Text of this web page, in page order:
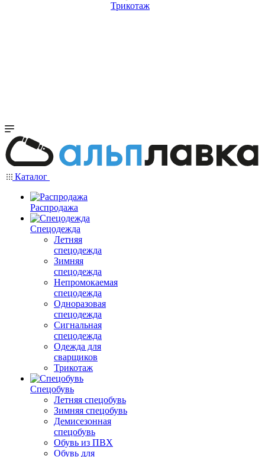
Трикотаж
Каталог
Распродажа
Спецодежда
Летняя
спецодежда
Зимняя
спецодежда
Непромокаемая
спецодежда
Одноразовая
спецодежда
Сигнальная
спецодежда
Одежда для
сварщиков
Трикотаж
Спецобувь
Летняя спецобувь
Зимняя спецобувь
Демисезонная
спецобувь
Обувь из ПВХ
Обувь для